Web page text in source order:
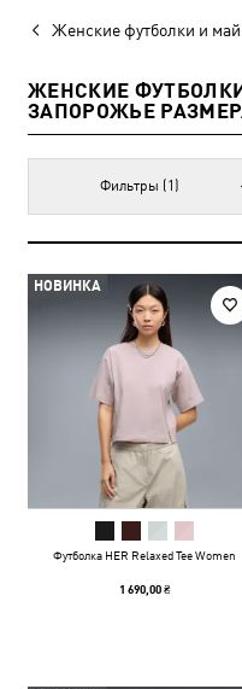
Женские футболки и
ЖЕНСКИЕ
ЗАПОРОЖЬЕ
Фильтры (1)
НОВИНКА
Футболка HER Relaxed Tee Women
1 690,00 ₴